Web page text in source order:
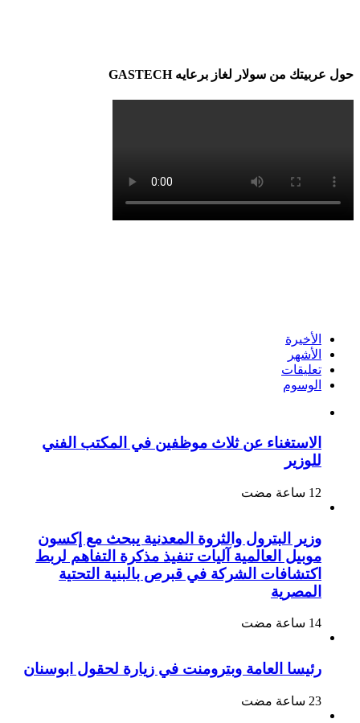
حول عربيتك من سولار لغاز برعايه GASTECH
الأخيرة
الأشهر
تعليقات
الوسوم
الاستغناء عن ثلاث موظفين في المكتب الفني
للوزير
وزير البترول والثروة المعدنية يبحث مع إكسون
موبيل العالمية آليات تنفيذ مذكرة التفاهم لربط
اكتشافات الشركة في قبرص بالبنية التحتية
المصرية
رئيسا العامة وبترومنت في زيارة لحقول ابوسنان